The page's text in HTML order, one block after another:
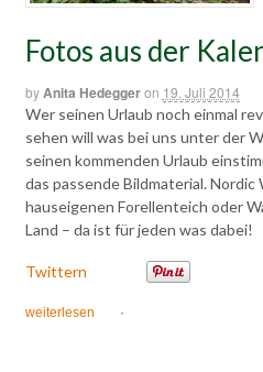
Fotos aus der
byAnita Hedeggeron 19. Juli 2014
Wer seinen Urlaub noch einmal
sehen will was bei uns unter der
seinen kommenden Urlaub
das passende Bildmaterial. Nordic
hauseigenen Forellenteich oder
Land – da ist für jeden was
Twittern
weiterlesen ·